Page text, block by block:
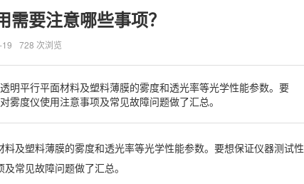
要注意哪些事项？
728 次浏览
明平行平面材料及塑料薄膜的雾度和透光率等光学性能参数。要
度仪使用注意事项及常见故障问题做了汇总。
及塑料薄膜的雾度和透光率等光学性能参数。要想保证仪器测试性
常见故障问题做了汇总。